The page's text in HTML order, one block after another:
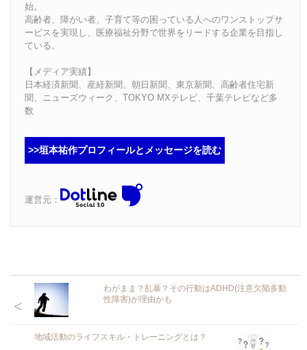
始。
高齢者、障がい者、子育て等の困っている人へのワンストップサ
ービスを実現し、医療福祉分野で世界をリードする企業を目指し
ている。
【メディア実績】
日本経済新聞、産経新聞、朝日新聞、東京新聞、高齢者住宅新
聞、ニューズウィーク、TOKYO MXテレビ、千葉テレビなど多
数
>>垣本祐作プロフィールとメッセージを読む
運営元：
わがまま？乱暴？その行動はADHD(注意欠陥多動
性障害)が理由かも
地域活動のライフスキル・トレーニングとは？